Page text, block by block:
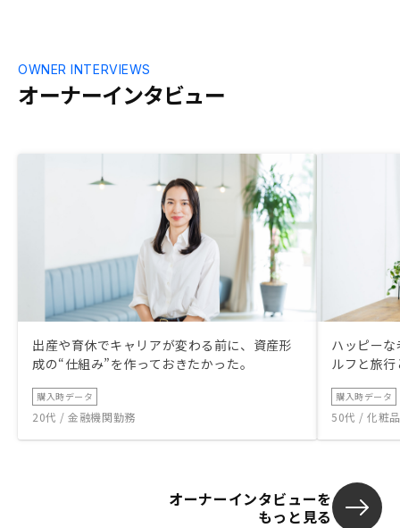
オーナーインタビュー
OWNER INTERVIEWS
出産や育休でキャリアが変わる前に、資産形
成の“仕組み”を作っておきたかった。
購入時データ
20代 / 金融機関勤務
ハッピー
ルフと旅
購入時データ
50代 / 化粧
オーナーインタビューを
もっと見る